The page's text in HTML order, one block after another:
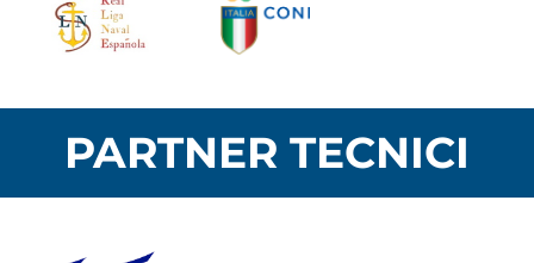
PARTNER TECNICI